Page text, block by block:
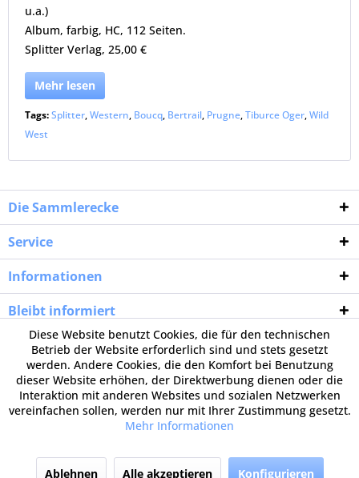
u.a.)
Album, farbig, HC, 112 Seiten.
Splitter Verlag, 25,00 €
Mehr lesen
Tags:Splitter,Western, Boucq, Bertrail, Prugne,Tiburce Oger,Wild
West
Die Sammlerecke
Service
Informationen
Bleibt informiert
Diese Website benutzt Cookies, die für den technischen
Betrieb der Website erforderlich sind und stets gesetzt
werden. Andere Cookies, die den Komfort bei Benutzung
dieser Website erhöhen, der Direktwerbung dienen oder die
Interaktion mit anderen Websites und sozialen Netzwerken
vereinfachen sollen, werden nur mit Ihrer Zustimmung gesetzt.
Mehr Informationen
Ablehnen Alle akzeptieren Konfigurieren